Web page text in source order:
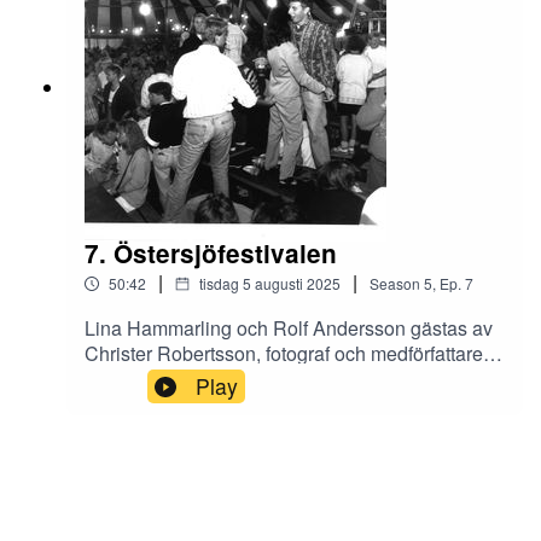
som biograferna har.
7. Östersjöfestivalen
50:42 | tisdag 5 augusti 2025 | Season 5, Ep. 7
Lina Hammarling och Rolf Andersson gästas av
Christer Robertsson, fotograf och medförfattare
till boken Östersjöfestivalen i bilder som kommer
ut hösten 2025.Östersjöfestivalen är en
Play